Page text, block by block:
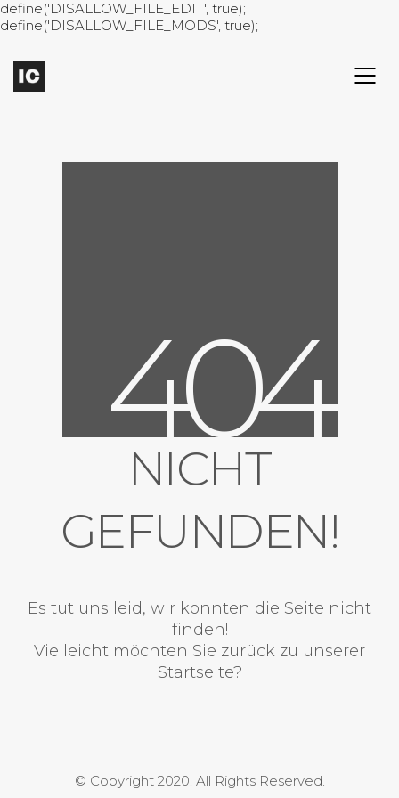
define('DISALLOW_FILE_EDIT', true);
define('DISALLOW_FILE_MODS', true);
404
NICHT
GEFUNDEN!
Es tut uns leid, wir konnten die Seite nicht
finden!
Vielleicht möchten Sie zurück zu unserer
Startseite?
© Copyright 2020. All Rights Reserved.